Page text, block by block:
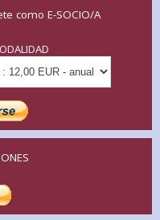
como E-SOCIO/A